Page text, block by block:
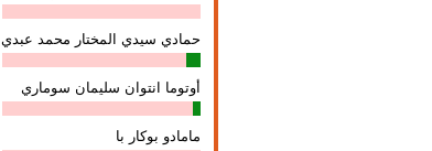
حمادي سيدي المختار محمد عبدي
أوتوما انتوان سلیمان سوماري
مامادو بوكار با